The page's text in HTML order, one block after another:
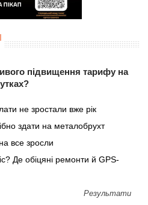
підвищення тарифу на
не зростали вже рік
здати на металобрухт
все зросли
Де обіцяні ремонти й GPS-
Результати